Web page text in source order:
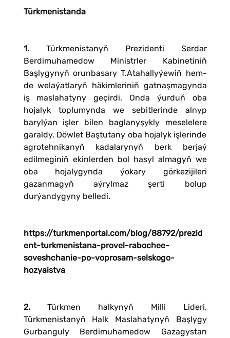
Türkmenistanda
1. Türkmenistanyň Prezidenti Serdar
Berdimuhamedow Ministrler Kabinetiniň
Başlygynyň orunbasary T.Atahallyýewiň hem-
de welaýatlaryň häkimleriniň gatnaşmagynda
iş maslahatyny geçirdi. Onda ýurduň oba
hojalyk toplumynda we sebitlerinde alnyp
barylýan işler bilen baglanyşykly meselelere
garaldy. Döwlet Baştutany oba hojalyk işlerinde
agrotehnikanyň kadalarynyň berk berjaý
edilmeginiň ekinlerden bol hasyl almagyň we
oba hojalygynda ýokary görkezijileri
gazanmagyň aýrylmaz şerti bolup
durýandygyny belledi.
https://turkmenportal.com/blog/88792/prezid
ent-turkmenistana-provel-rabochee-
soveshchanie-po-voprosam-selskogo-
hozyaistva
2.Türkmen halkynyň Milli Lideri,
Türkmenistanyň Halk Maslahatynyň Başlygy
Gurbanguly Berdimuhamedow Gazagystan